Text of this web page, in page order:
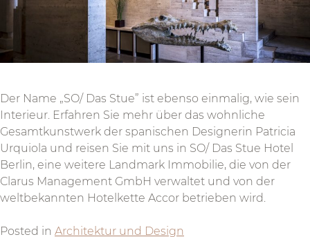
Der Name „SO/ Das Stue” ist ebenso einmalig, wie sein
Interieur. Erfahren Sie mehr über das wohnliche
Gesamtkunstwerk der spanischen Designerin Patricia
Urquiola und reisen Sie mit uns in SO/ Das Stue Hotel
Berlin, eine weitere Landmark Immobilie, die von der
Clarus Management GmbH verwaltet und von der
weltbekannten Hotelkette Accor betrieben wird.
Posted in Architektur und Design